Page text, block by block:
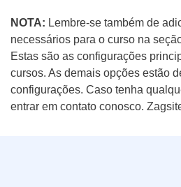
NOTA: Lembre-se também de
necessários para o curso na
Estas são as configurações
cursos. As demais opções estão
configurações. Caso tenha
entrar em contato conosco.